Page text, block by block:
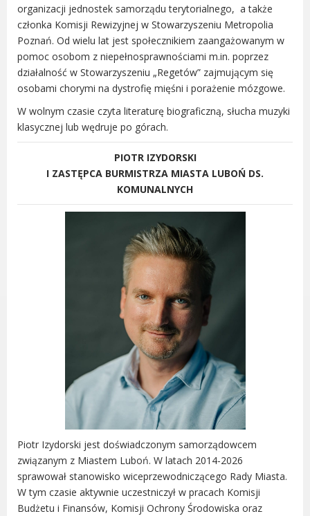
Uchwały Rady Miasta Luboń
Młodzieżowa Rada Miasta Luboń
Rada Gospodarcza
POZOSTAŁE
Państwowy Fundusz Rehabilitacji Osób
Niepełnosprawnych
Zakład Ubezpieczeń Społecznych
Turystyczna
Urząd statystyczny w Poznaniu
Instytut Rozwoju Wsi i Rolnictwa
Polskiej Akademii Nauk
Instytut Skrzynki
Wielkopolski Park Narodowy
Muzeum Narodowe Rolnictwa i
Przemysłu Rolno-Spożywczego w
PTTK
Urząd Skarbowy
Państwowe Gospodarstwo Wodne
KONTAKT
organizacji jednostek samorządu terytorialnego, a także
członka Komisji Rewizyjnej w Stowarzyszeniu Metropolia
Poznań. Od wielu lat jest społecznikiem zaangażowanym w
pomoc osobom z niepełnosprawnościami m.in. poprzez
działalność w Stowarzyszeniu „Regetów” zajmującym się
osobami chorymi na dystrofię mięśni i porażenie mózgowe.
W wolnym czasie czyta literaturę biograficzną, słucha muzyki
klasycznej lub wędruje po górach.
PIOTR IZYDORSKI
I ZASTĘPCA BURMISTRZA MIASTA LUBOŃ DS.
KOMUNALNYCH
Piotr Izydorski jest doświadczonym samorządowcem
związanym z Miastem Luboń. W latach 2014-2026
sprawował stanowisko wiceprzewodniczącego Rady Miasta.
W tym czasie aktywnie uczestniczył w pracach Komisji
Budżetu i Finansów, Komisji Ochrony Środowiska oraz